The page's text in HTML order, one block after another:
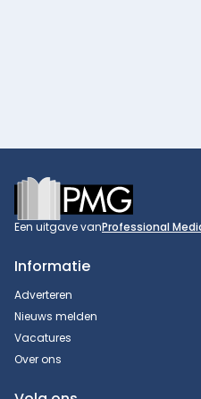
Footer
Een uitgave vanProfessional
Informatie
Adverteren
Nieuws melden
Vacatures
Over ons